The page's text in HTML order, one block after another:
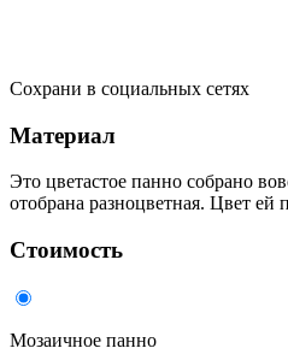
Сохрани в социальных сетях
Материал
Это цветастое панно собрано
отобрана разноцветная. Цвет
Стоимость
Мозаичное панно